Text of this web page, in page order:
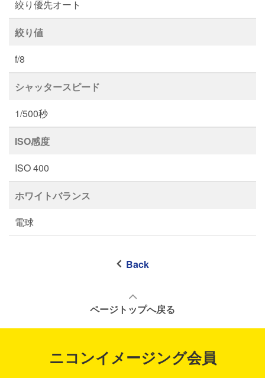
絞り優先オート
絞り値
f/8
シャッタースピード
1/500秒
ISO感度
ISO 400
ホワイトバランス
電球
Back
ページトップへ戻る
ニコンイメージング会員